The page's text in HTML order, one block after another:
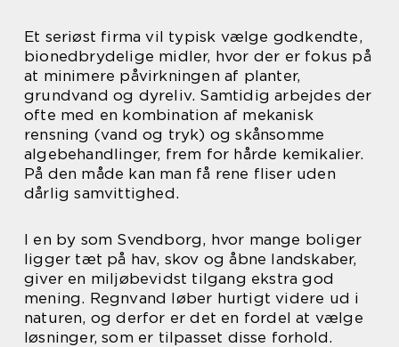
Et seriøst firma vil typisk vælge godkendte,
bionedbrydelige midler, hvor der er fokus på
at minimere påvirkningen af planter,
grundvand og dyreliv. Samtidig arbejdes der
ofte med en kombination af mekanisk
rensning (vand og tryk) og skånsomme
algebehandlinger, frem for hårde kemikalier.
På den måde kan man få rene fliser uden
dårlig samvittighed.
I en by som Svendborg, hvor mange boliger
ligger tæt på hav, skov og åbne landskaber,
giver en miljøbevidst tilgang ekstra god
mening. Regnvand løber hurtigt videre ud i
naturen, og derfor er det en fordel at vælge
løsninger, som er tilpasset disse forhold.